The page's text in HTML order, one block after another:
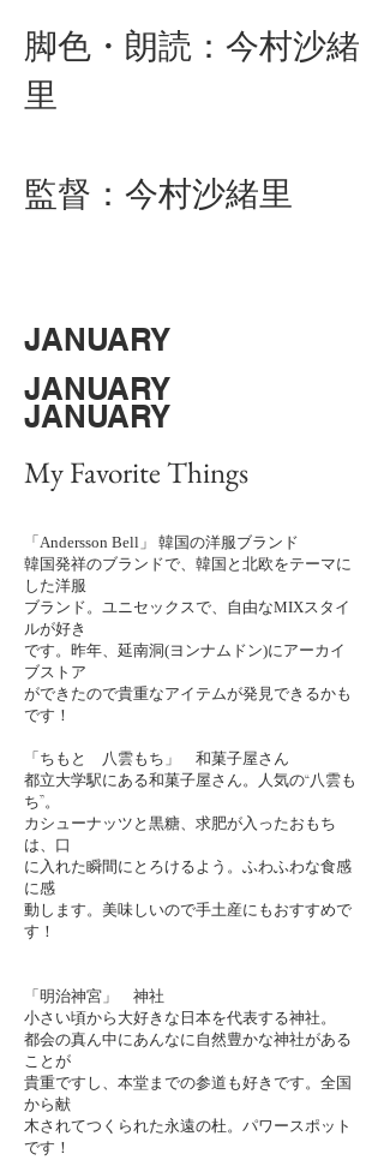
脚色・朗読：今村沙緒
里
監督：今村沙緒里
JANUARY
JANUARY
JANUARY
My Favorite Things
「 Andersson Bell 」 韓国の洋服ブランド
韓国発祥のブランドで、韓国と北欧をテーマに
した洋服
ブランド。ユニセックスで、自由なMIXスタイ
ルが好き
です。昨年、延南洞(ヨンナムドン)にアーカイ
ブストア
ができたので貴重なアイテムが発見できるかも
です！
「ちもと 八雲もち」 和菓子屋さん
都立大学駅にある和菓子屋さん。人気の“八雲も
ち”。
カシューナッツと黒糖、 求肥が入ったおもち
は、口
に入れた瞬間にとろけるよう。 ふわふわな食感
に感
動します。美味しいので手土産にもおすすめで
す！
「明治神宮」 神社
小さい頃から大好きな日本を代表する神社。
都会の真ん中にあんなに自然豊かな神社がある
ことが
貴重ですし、本堂までの参道も好きです。全国
から献
木されてつくられた永遠の杜。パワースポット
です！